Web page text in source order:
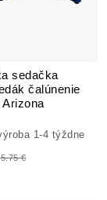
sedačka
čalúnenie
Arizona
1-4 týždne
€